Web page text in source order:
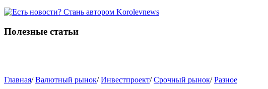
Полезные статьи
Главная/Валютный рынок/Инвестпроект/Срочный рынок/Разное